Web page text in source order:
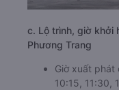
c. Lộ trình, giờ khởi
Phương Trang
Giờ xuất phát
10:15, 11:30,